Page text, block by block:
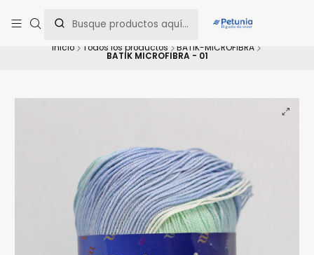
una asesoría personalizada.
Inicio Todos los productos BATIK-MICROFIBRA
BATIK MICROFIBRA - 01